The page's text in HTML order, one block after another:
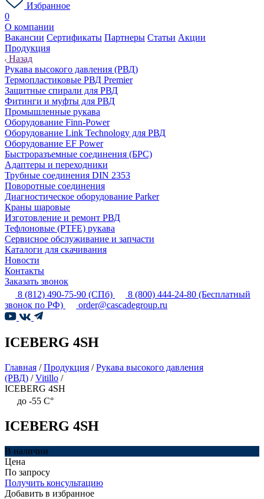
Избранное
0
О компании
Вакансии Сертификаты Партнеры Статьи Акции
Продукция
Назад
Рукава высокого давления (РВД)
Термопластиковые РВД Premier
Защитные спирали для РВД
Фитинги и муфты для РВД
Промышленные рукава
Оборудование Finn-Power
Оборудование Link Technology для РВД
Оборудование EF Power
Быстроразъемные соединения (БРС)
Адаптеры и переходники
Трубные соединения DIN 2353
Поворотные соединения
Диагностическое оборудование Parker
Краны шаровые
Изготовление и ремонт РВД
Тефлоновые (PTFE) рукава
Сервисное обслуживание и запчасти
Каталоги для скачивания
Новости
Контакты
Заказать звонок
8 (812) 490-75-90 (СПб) 8 (800) 444-24-80 (Бесплатный
звонок по РФ)
order@cascadegroup.ru
ICEBERG 4SH
Главная /Продукция /Рукава высокого давления
(РВД) /Vitillo /
ICEBERG 4SH
до -55 C°
ICEBERG 4SH
В наличии
Цена
По запросу
Получить консультацию
Добавить в избранное